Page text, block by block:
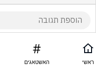
ראשי האשטאגים